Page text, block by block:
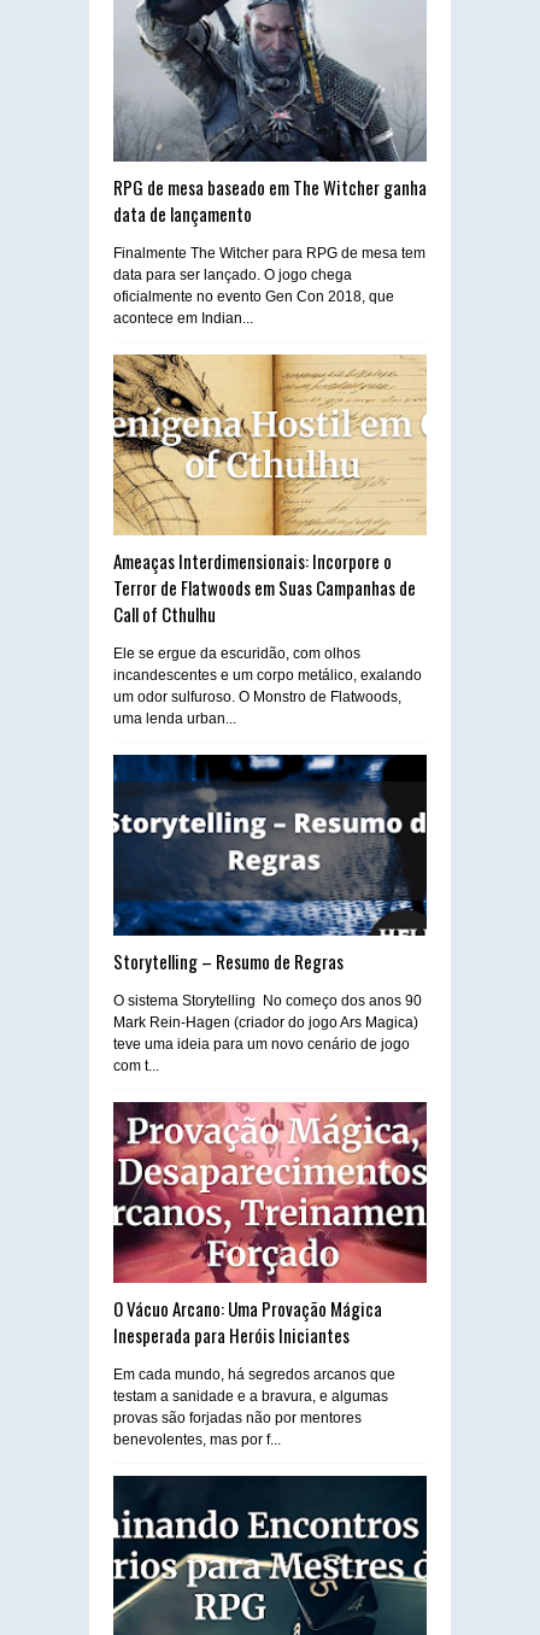
RPG de mesa baseado em The Witcher ganha
data de lançamento
Finalmente The Witcher para RPG de mesa tem
data para ser lançado. O jogo chega
oficialmente no evento Gen Con 2018, que
acontece em Indian...
Ameaças Interdimensionais: Incorpore o
Terror de Flatwoods em Suas Campanhas de
Call of Cthulhu
Ele se ergue da escuridão, com olhos
incandescentes e um corpo metálico, exalando
um odor sulfuroso. O Monstro de Flatwoods,
uma lenda urban...
Storytelling – Resumo de Regras
O sistema Storytelling No começo dos anos 90
Mark Rein-Hagen (criador do jogo Ars Magica)
teve uma ideia para um novo cenário de jogo
com t...
O Vácuo Arcano: Uma Provação Mágica
Inesperada para Heróis Iniciantes
Em cada mundo, há segredos arcanos que
testam a sanidade e a bravura, e algumas
provas são forjadas não por mentores
benevolentes, mas por f...